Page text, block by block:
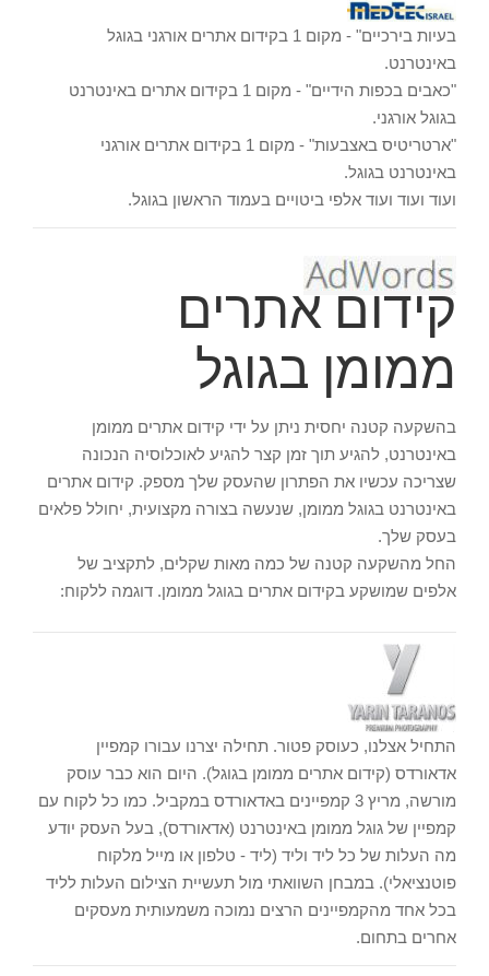
בעיות בירכיים" - מקום 1 בקידום אתרים אורגני בגוגל
באינטרנט.
"כאבים בכפות הידיים" - מקום 1 בקידום אתרים באינטרנט
בגוגל אורגני.
"ארטריטיס באצבעות" - מקום 1 בקידום אתרים אורגני
באינטרנט בגוגל.
ועוד ועוד ועוד אלפי ביטויים בעמוד הראשון בגוגל.
קידום אתרים
ממומן בגוגל
בהשקעה קטנה יחסית ניתן על ידי קידום אתרים ממומן
באינטרנט, להגיע תוך זמן קצר להגיע לאוכלוסיה הנכונה
שצריכה עכשיו את הפתרון שהעסק שלך מספק. קידום אתרים
באינטרנט בגוגל ממומן, שנעשה בצורה מקצועית, יחולל פלאים
בעסק שלך.
החל מהשקעה קטנה של כמה מאות שקלים, לתקציב של
אלפים שמושקע בקידום אתרים בגוגל ממומן. דוגמה ללקוח:
התחיל אצלנו, כעוסק פטור. תחילה יצרנו עבורו קמפיין
אדאורדס (קידום אתרים ממומן בגוגל). היום הוא כבר עוסק
מורשה, מריץ 3 קמפיינים באדאורדס במקביל. כמו כל לקוח עם
קמפיין של גוגל ממומן באינטרנט (אדאורדס), בעל העסק יודע
מה העלות של כל ליד וליד (ליד - טלפון או מייל מלקוח
פוטנציאלי). במבחן השוואתי מול תעשיית הצילום העלות לליד
בכל אחד מהקמפיינים הרצים נמוכה משמעותית מעסקים
אחרים בתחום.